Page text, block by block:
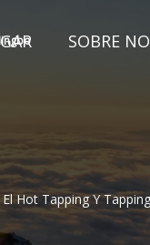
SOBRE
El Hot Tapping Y